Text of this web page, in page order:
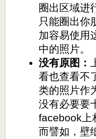
圈出区域进
只能圈出你
加容易使用
中的照片。
没有原图：
看也查看不
类的照片作
没有必要要
facebook上
而譬如，壁